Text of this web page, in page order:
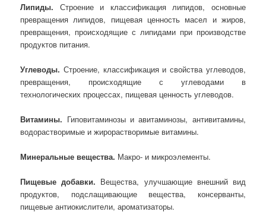
Липиды. Строение и классификация липидов, основные
превращения липидов, пищевая ценность масел и жиров,
превращения, происходящие с липидами при производстве
продуктов питания.
Углеводы. Строение, классификация и свойства углеводов,
превращения, происходящие с углеводами в
технологических процессах, пищевая ценность углеводов.
Витамины. Гиповитаминозы и авитаминозы, антивитамины,
водорастворимые и жирорастворимые витамины.
Минеральные вещества. Макро- и микроэлементы.
Пищевые добавки. Вещества, улучшающие внешний вид
продуктов, подслащивающие вещества, консерванты,
пищевые антиокислители, ароматизаторы.